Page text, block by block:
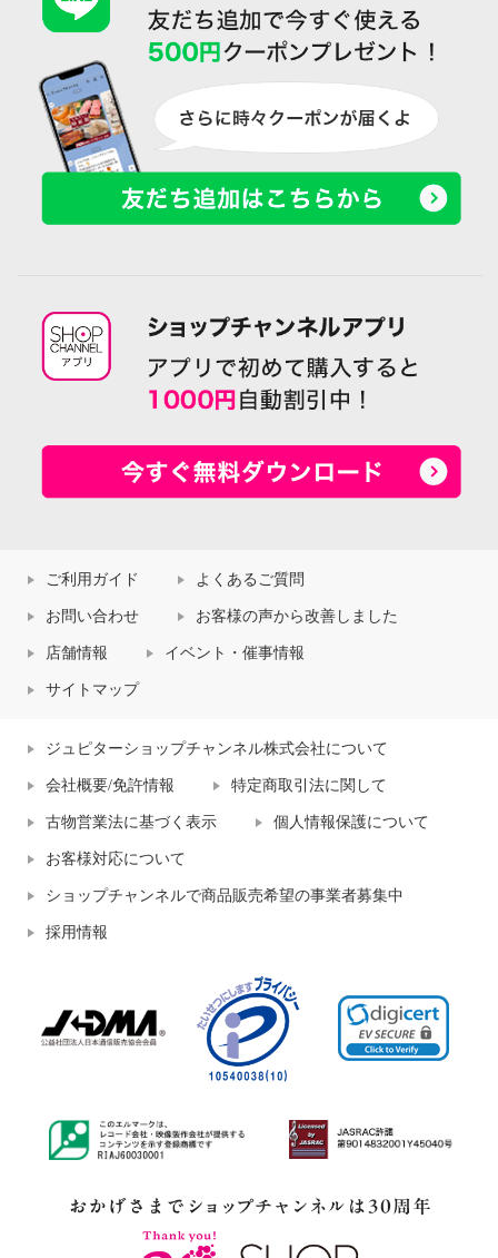
ご利用ガイド よくあるご質問
お問い合わせ お客様の声から改善しました
店舗情報 イベント・催事情報
サイトマップ
ジュピターショップチャンネル株式会社について
会社概要/免許情報 特定商取引法に関して
古物営業法に基づく表示 個人情報保護について
お客様対応について
ショップチャンネルで商品販売希望の事業者募集中
採用情報